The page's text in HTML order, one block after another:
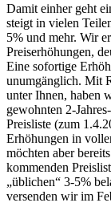
Damit einher geht
steigt in vielen
5% und mehr. Wir
Preiserhöhungen,
Eine sofortige
unumgänglich. Mit
unter Ihnen, haben
gewohnten 2-
Preisliste (zum
Erhöhungen in
möchten aber
kommenden
„üblichen“ 3-5%
versenden wir im